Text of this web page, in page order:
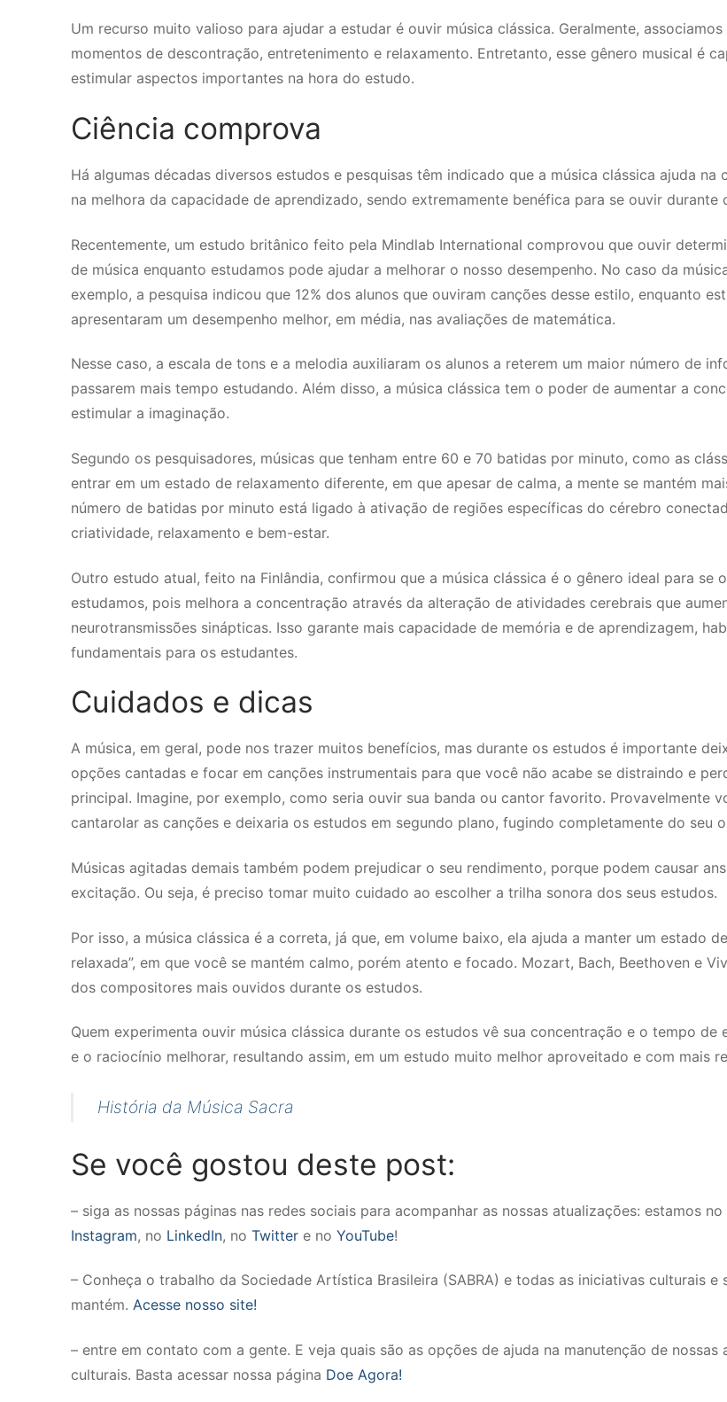
Um recurso muito valioso para ajudar a estudar é ouvir música clássica. Geralmente, associamos
momentos de descontração, entretenimento e relaxamento. Entretanto, esse gênero musical é
estimular aspectos importantes na hora do estudo.
Ciência comprova
Há algumas décadas diversos estudos e pesquisas têm indicado que a música clássica ajuda na
na melhora da capacidade de aprendizado, sendo extremamente benéfica para se ouvir durante
Recentemente, um estudo britânico feito pela Mindlab International comprovou que ouvir
de música enquanto estudamos pode ajudar a melhorar o nosso desempenho. No caso da
exemplo, a pesquisa indicou que 12% dos alunos que ouviram canções desse estilo, enquanto
apresentaram um desempenho melhor, em média, nas avaliações de matemática.
Nesse caso, a escala de tons e a melodia auxiliaram os alunos a reterem um maior número de
passarem mais tempo estudando. Além disso, a música clássica tem o poder de aumentar a
estimular a imaginação.
Segundo os pesquisadores, músicas que tenham entre 60 e 70 batidas por minuto, como as
entrar em um estado de relaxamento diferente, em que apesar de calma, a mente se mantém
número de batidas por minuto está ligado à ativação de regiões específicas do cérebro
criatividade, relaxamento e bem-estar.
Outro estudo atual, feito na Finlândia, confirmou que a música clássica é o gênero ideal para se
estudamos, pois melhora a concentração através da alteração de atividades cerebrais que
neurotransmissões sinápticas. Isso garante mais capacidade de memória e de aprendizagem,
fundamentais para os estudantes.
Cuidados e dicas
A música, em geral, pode nos trazer muitos benefícios, mas durante os estudos é importante
opções cantadas e focar em canções instrumentais para que você não acabe se distraindo e
principal. Imagine, por exemplo, como seria ouvir sua banda ou cantor favorito. Provavelmente
cantarolar as canções e deixaria os estudos em segundo plano, fugindo completamente do seu
Músicas agitadas demais também podem prejudicar o seu rendimento, porque podem causar
excitação. Ou seja, é preciso tomar muito cuidado ao escolher a trilha sonora dos seus estudos.
Por isso, a música clássica é a correta, já que, em volume baixo, ela ajuda a manter um estado
relaxada”, em que você se mantém calmo, porém atento e focado. Mozart, Bach, Beethoven e
dos compositores mais ouvidos durante os estudos.
Quem experimenta ouvir música clássica durante os estudos vê sua concentração e o tempo de
e o raciocínio melhorar, resultando assim, em um estudo muito melhor aproveitado e com mais
História da Música Sacra
Se você gostou deste post:
– siga as nossas páginas nas redes sociais para acompanhar as nossas atualizações: estamos no
Instagram, no LinkedIn, no Twitter e no YouTube!
– Conheça o trabalho da Sociedade Artística Brasileira (SABRA) e todas as iniciativas culturais e
mantém. Acesse nosso site!
– entre em contato com a gente. E veja quais são as opções de ajuda na manutenção de nossas
culturais. Basta acessar nossa página Doe Agora!